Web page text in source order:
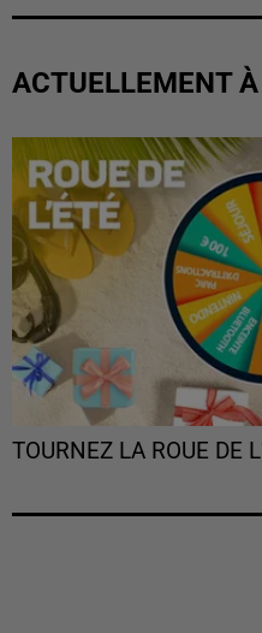
ACTUELLEMENT
TOURNEZ LA ROUE DE